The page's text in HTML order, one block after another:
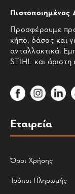
Προσφέρουμε
κήπο, δάσος και
ανταλλακτικά.
STIHL και
Εταιρεία
Όροι Χρήσης
Τρόποι Πληρωμής